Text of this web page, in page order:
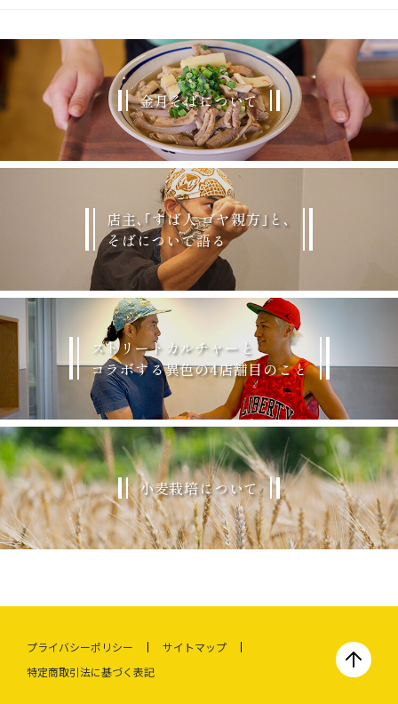
マイページ カート
金月そばについて
店主､｢すば人 ゴヤ親方｣と､
そばについて語る
ストリートカルチャーと
コラボする異色の4店舗目のこと
小麦栽培について
プライバシーポリシー
サイトマップ
特定商取引法に基づく表記